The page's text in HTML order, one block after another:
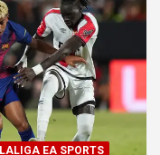
LALIGA EA SPORTS